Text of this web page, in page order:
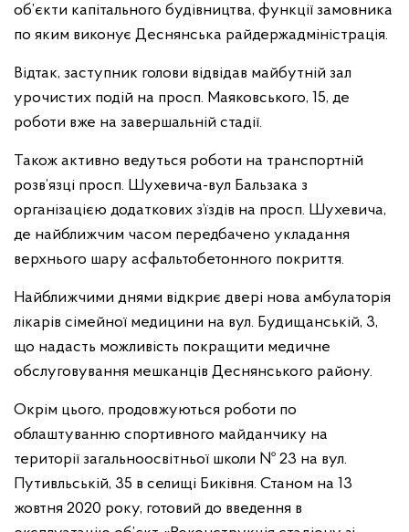
об’єкти капітального будівництва, функції замовника
по яким виконує Деснянська райдержадміністрація.
Відтак, заступник голови відвідав майбутній зал
урочистих подій на просп. Маяковського, 15, де
роботи вже на завершальній стадії.
Також активно ведуться роботи на транспортній
розв’язці просп. Шухевича-вул Бальзака з
організацією додаткових з’їздів на просп. Шухевича,
де найближчим часом передбачено укладання
верхнього шару асфальтобетонного покриття.
Найближчими днями відкриє двері нова амбулаторія
лікарів сімейної медицини на вул. Будищанській, 3,
що надасть можливість покращити медичне
обслуговування мешканців Деснянського району.
Окрім цього, продовжуються роботи по
облаштуванню спортивного майданчику на
території загальноосвітньої школи № 23 на вул.
Путивльській, 35 в селищі Биківня. Станом на 13
жовтня 2020 року, готовий до введення в